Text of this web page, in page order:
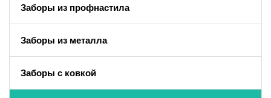
Заборы из профнастила
Заборы из металла
Заборы с ковкой